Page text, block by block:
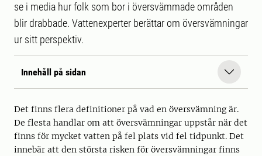
se i media hur folk som bor i översvämmade områden
blir drabbade. Vattenexperter berättar om översvämningar
ur sitt perspektiv.
Innehåll på sidan
Det finns flera definitioner på vad en översvämning är.
De flesta handlar om att översvämningar uppstår när det
finns för mycket vatten på fel plats vid fel tidpunkt. Det
innebär att den största risken för översvämningar finns